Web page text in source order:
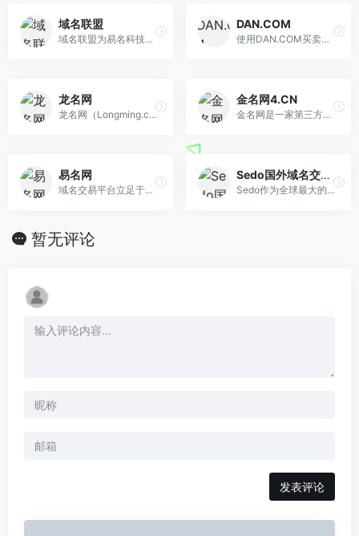
域名联盟
域名联盟为易名科技旗下网站，致力于域名推广和域名展示页等服务，联盟的宗旨是打造域名界的生态闭环，流量变现，凸显域名的价值。
DAN.COM
使用DAN.COM买卖域名。发掘数以百万计的可供出售域名。DAN.COM护您交易安全。
龙名网
龙名网（Longming.com）,专业的数字化服务平台!平台涵盖域名批量注册、域名过期抢注、域名查询、域名预定、域名竞拍、域名交易、商标申请、商标查询、商标买卖、 数字认证、数字服务等。龙名致力于为用户提供卓越的数字化服务!
金名网4.CN
金名网是一家第三方域名交易平台,致力于为用户提供域名拍卖,域名交易,域名出售,域名中介,域名代购,自定义出售页,域名停放,域名经纪等域名增值服务
易名网
域名交易平台立足于打造一个以域名交易为核心，域名拍卖、域名竞价、域名经纪中介交易为主要交易方式的域名买卖平台，并提供域名抢注、域名展示页等辅助工具及应 用，并成功为CCTV、苏宁、微软、百度Baidu、新浪SINA、QIHU 360、腾讯QQ等多家企业买回域名。
Sedo国外域名交易平台
Sedo作为全球最大的域名交易平台，在这里您总是可以找到最理想的域名，或者通过停放域名赚取额外的停放收入！
暂无评论
发表评论